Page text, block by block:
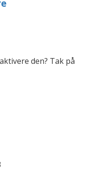
den? Tak på